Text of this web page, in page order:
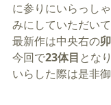
に参りにいらっし
みにしていただいて
最新作は中央右の
今回で23体目とな
いらした際は是非御